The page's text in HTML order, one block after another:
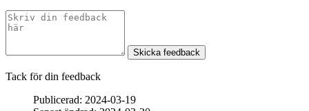
Skicka feedback
Tack för din feedback
Publicerad: 2024-03-19